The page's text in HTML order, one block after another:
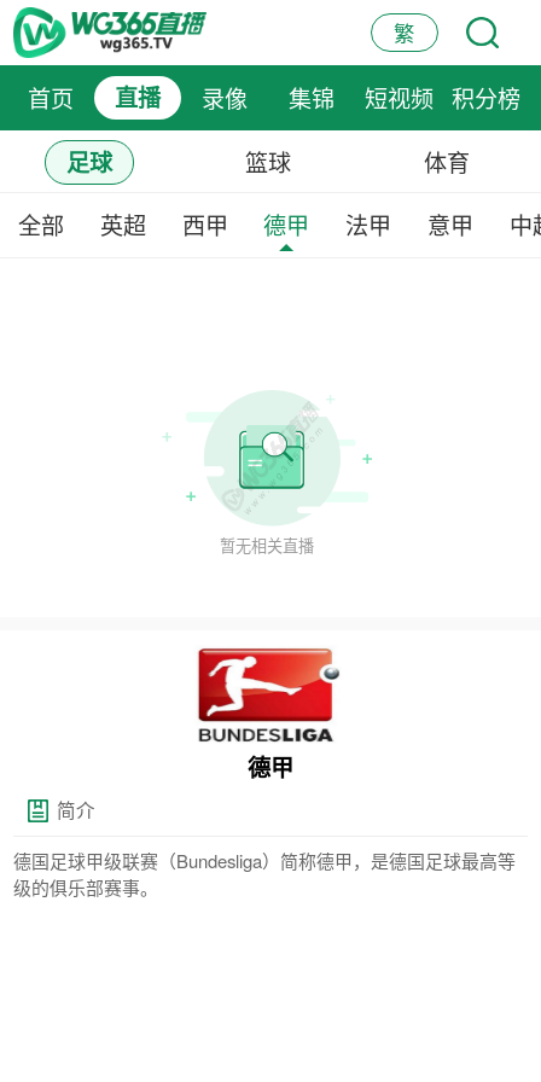
繁
首页 直播 录像 集锦 短视频 积分榜
足球
篮球
体育
全部
英超 西甲 德甲 法甲 意甲 中
暂无相关直播
德甲
简介
德国足球甲级联赛（Bundesliga）简称德甲，是德国足球最高等
级的俱乐部赛事。